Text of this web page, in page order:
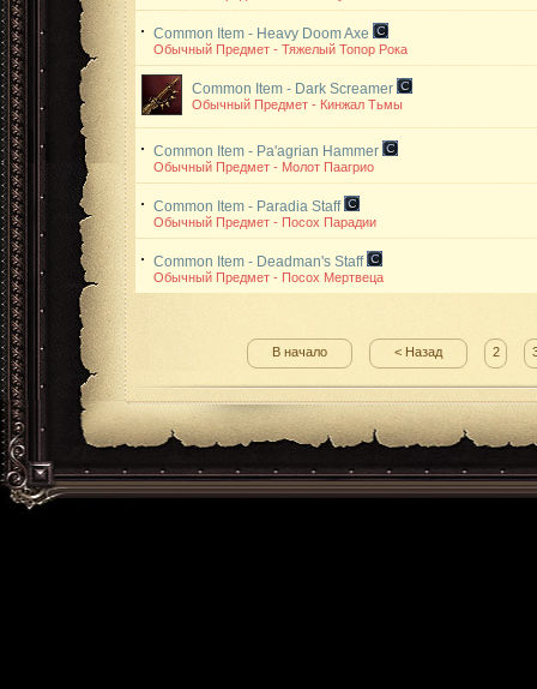
Common Item - Heavy Doom Axe
Обычный Предмет - Тяжелый Топор Рока
Common Item - Dark Screamer
Обычный Предмет - Кинжал Тьмы
Common Item - Pa'agrian Hammer
Обычный Предмет - Молот Паагрио
Common Item - Paradia Staff
Обычный Предмет - Посох Парадии
Common Item - Deadman's Staff
Обычный Предмет - Посох Мертвеца
В начало < Назад 2